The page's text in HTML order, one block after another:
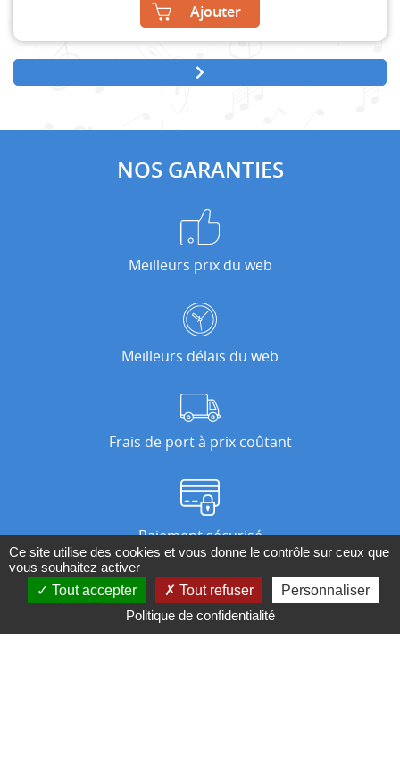
Ajouter
NOS GARANTIES
Meilleurs prix du web
Meilleurs délais du web
Frais de port à prix coûtant
Paiement sécurisé
Nos magasins
Ce site utilise des cookies et vous donne le contrôle sur ceux que
vous souhaitez activer
Tout accepter
Tout refuser
Personnaliser
Politique de confidentialité